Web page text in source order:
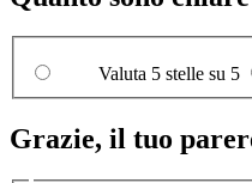
Valuta 5 stelle su 5
Grazie, il tuo